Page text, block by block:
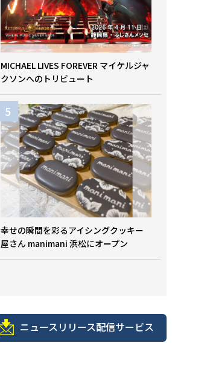
MICHAEL LIVES FOREVER マイケルジャ
クソンへのトリビュート
幸せの瞬間を彩るアイシングクッキー
屋さん manimani 浜松にオープン
ニュースリリース配信サービス